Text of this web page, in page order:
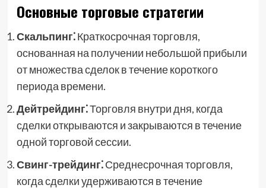
Основные торговые стратегии
Скальпинг⁚Краткосрочная торговля,
основанная на получении небольшой прибыли
от множества сделок в течение короткого
периода времени.
Дейтрейдинг⁚Торговля внутри дня, когда
сделки открываются и закрываются в течение
одной торговой сессии.
Свинг-трейдинг⁚Среднесрочная торговля,
когда сделки удерживаются в течение